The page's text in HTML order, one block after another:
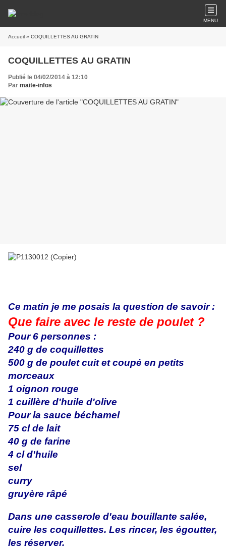
MENU
Accueil » COQUILLETTES AU GRATIN
COQUILLETTES AU GRATIN
Publié le 04/02/2014 à 12:10
Par maite-infos
Ce matin je me posais la question de savoir :
Que faire avec le reste de poulet ?
Pour 6 personnes :
240 g de coquillettes
500 g de poulet cuit et coupé en petits
morceaux
1 oignon rouge
1 cuillère d'huile d'olive
Pour la sauce béchamel
75 cl de lait
40 g de farine
4 cl d'huile
sel
curry
gruyère râpé
Dans une casserole d'eau bouillante salée,
cuire les coquillettes. Les rincer, les égoutter,
les réserver.